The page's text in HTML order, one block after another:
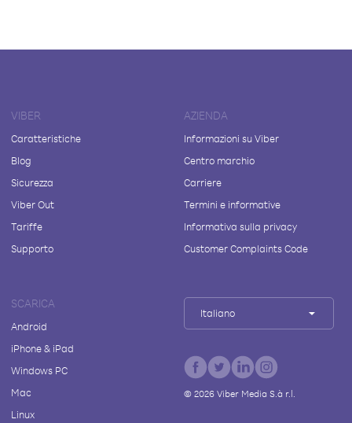
VIBER
Caratteristiche
Blog
Sicurezza
Viber Out
Tariffe
Supporto
AZIENDA
Informazioni su Viber
Centro marchio
Carriere
Termini e informative
Informativa sulla privacy
Customer Complaints Code
SCARICA
Android
iPhone & iPad
Windows PC
Mac
Linux
Italiano
© 2026Viber Media S.à r.l.